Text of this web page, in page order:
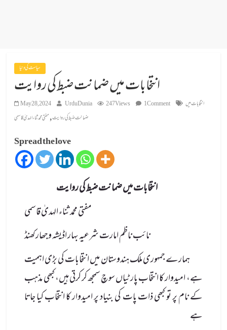
سیاست کی دنیا
انتخابات میں ضمانت ضبط کی روایت
May 28, 2024 UrduDunia 247 Views 1 Comment
انتخابات میں
ضمانت ضبط کی روایت,مفتی محمد ثناء الہدیٰ قاسمی
Spread the love
انتخابات میں ضمانت ضبط کی روایت
مفتی محمد ثناء الہدیٰ قاسمی
نائب ناظم امارت شرعیہ بہار اڈیشہ وجھارکھنڈ
ہمارے جمہوری ملک ہندوستان میں انتخابات کی بڑی اہمیت
ہے، امیدوار کا انتخاب پارٹیاں سوچ سمجھ کر کرتی ہیں، کبھی مذہب
کے نام پر تو کبھی ذات پات کی بنیاد پر امیدوار کا انتخاب کیا جاتا
ہے